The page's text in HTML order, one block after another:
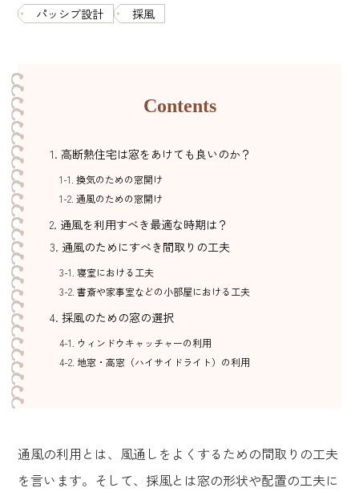
パッシブ設計 採風
Contents
高断熱住宅は窓をあけても良いのか？
換気のための窓開け
通風のための窓開け
通風を利用すべき最適な時期は？
通風のためにすべき間取りの工夫
寝室における工夫
書斎や家事室などの小部屋における工夫
採風のための窓の選択
ウィンドウキャッチャーの利用
地窓・高窓（ハイサイドライト）の利用
通風の利用とは、風通しをよくするための間取りの工夫
を言います。そして、採風とは窓の形状や配置の工夫に